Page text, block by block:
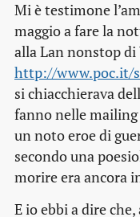
Mi è testimone
maggio a fare la
alla Lan nonstop di
http://www.poc.it/
si chiacchierava
fanno nelle mailing
un noto eroe di
secondo una
morire era ancora
E io ebbi a dire